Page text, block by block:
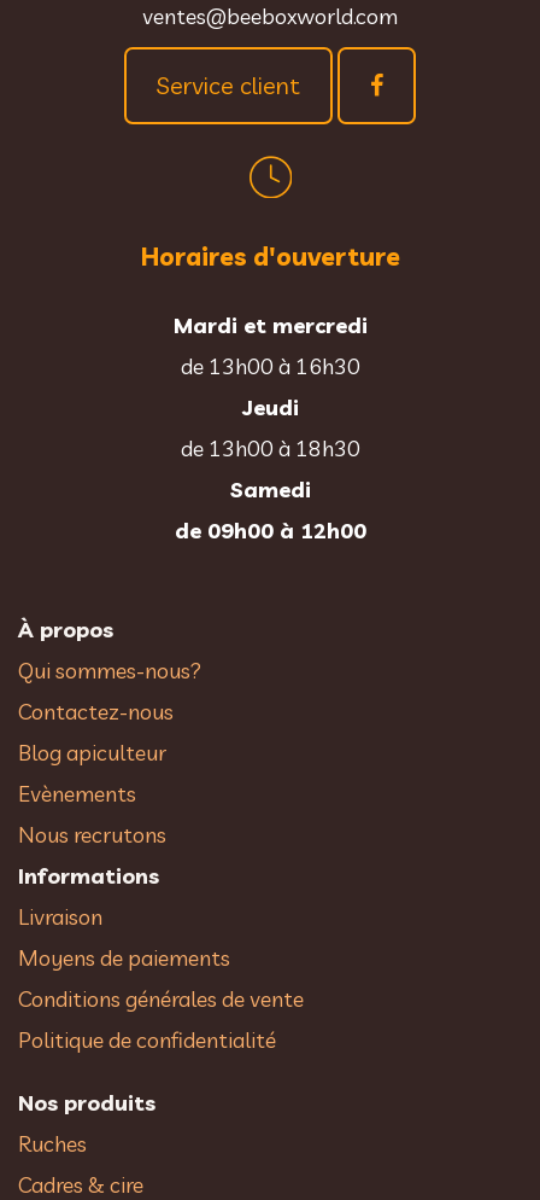
ventes@beeboxworld.com
Service client
Horaires d'ouverture
Mardi et mercredi
de 13h00 à 16h30
Jeudi
de 13h00 à 18h30
Samedi
de 09h00 à 12h00
À propos
Qui sommes-nous?
Contactez-nous
Blog apiculteur
Evènements
Nous recrutons
Informations
Livraison
Moyens de paiements
Conditions générales de vente
Politique de confidentialité
Nos produits
Ruches
Cadres & cire